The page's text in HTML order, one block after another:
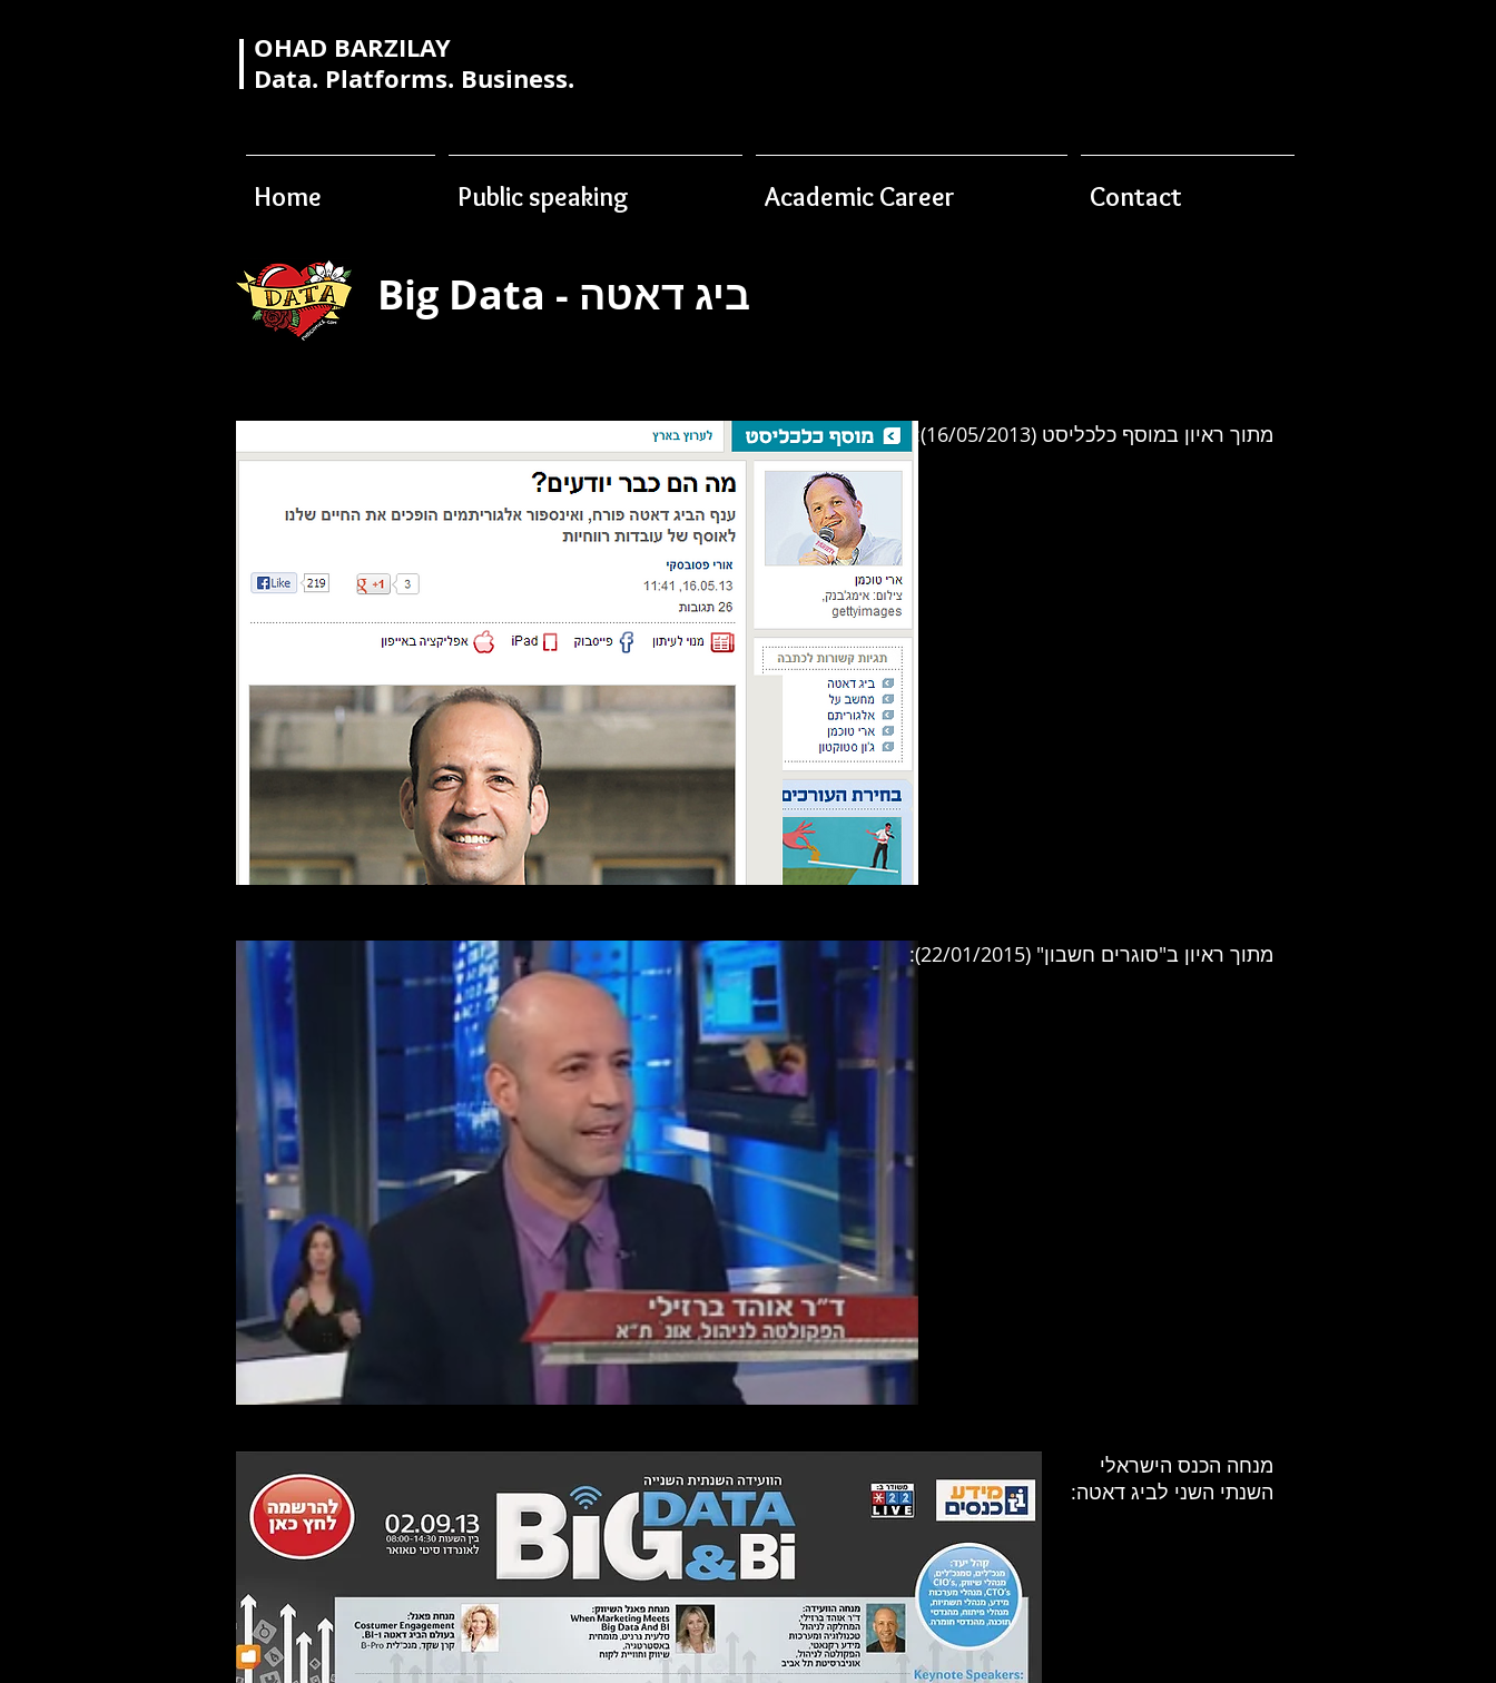
OHAD BARZILAY
Data. Platforms. Business.
Home Public speaking Academic Career Contact
Big Data - ביג דאטה
מתוך ראיון במוסף כלכליסט (16/05/2013):
מתוך ראיון ב"סוגרים חשבון" (22/01/2015):
מנחה הכנס הישראלי
השנתי השני לביג דאטה: